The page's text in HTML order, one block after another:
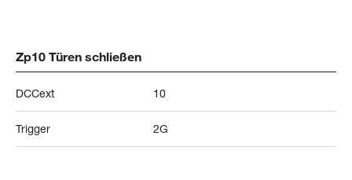
Zp10 Türen schließen
DCCext 10
Trigger 2G